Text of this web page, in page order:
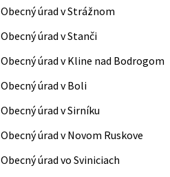
Obecný úrad v Strážnom
Obecný úrad v Stanči
Obecný úrad v Kline nad Bodrogom
Obecný úrad v Boli
Obecný úrad v Sirníku
Obecný úrad v Novom Ruskove
Obecný úrad vo Sviniciach